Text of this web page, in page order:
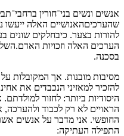
אנשים ונשים בני־חורין
שהערכיםהאנושיים האלה ייעשו
להורות בצער. כיבחלקים שונים
הערכים האלה וזכויות
בסכנה.
מסיבות מובנות. אך המקובלות
להזכיר למאזיני הנכבדים את
היסודיות ביותר: לחזור
הראויים לא רק לכבוד
החופשי. אני מדבר על אנשים
התפילה העתיקה: